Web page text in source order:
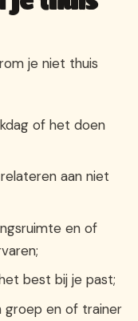
je niet thuis
of het doen
aan niet
en of
best bij je past;
groep en of trainer